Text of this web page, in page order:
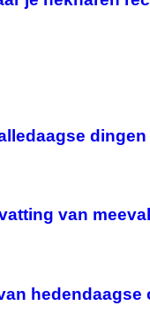
dingen
van